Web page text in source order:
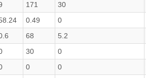
171 30
0.49 0
68 5.2
30 0
0 0